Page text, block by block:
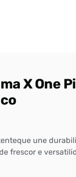
X One
une
frescor e